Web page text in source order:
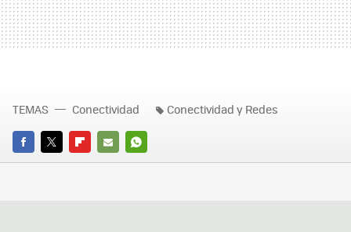
FACEBOOK
TWITTERFLIPBOARD
E-
WHATSAPP
TEMAS Conectividad Conectividad y Redes